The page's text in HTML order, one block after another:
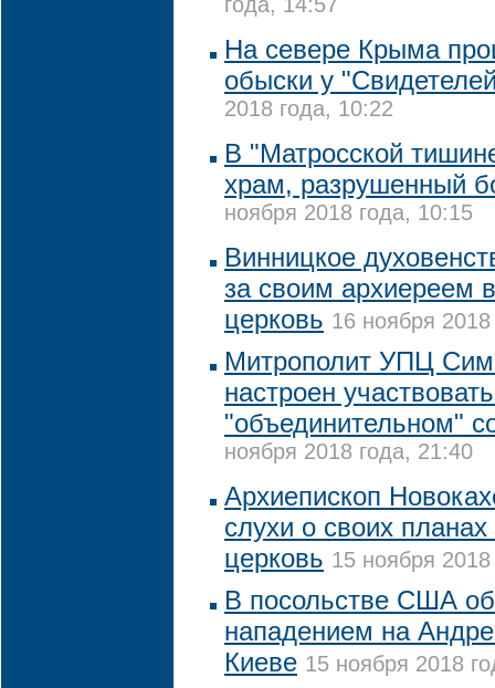
года, 14:57
На севере Крыма
обыски у
2018 года, 10:22
В "Матросской
храм, разрушенный
ноября 2018 года, 10:15
Винницкое
за своим архиереем
церковь 16 ноября
Митрополит УПЦ
настроен
"объединительном"
ноября 2018 года, 21:40
Архиепископ
слухи о своих
церковь 15 ноября
В посольстве США
нападением на
Киеве 15 ноября 2018